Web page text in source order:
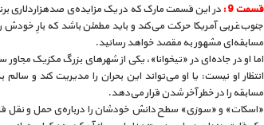
قسمت 9 :
در این قسمت مارک که در یک مزایده‌ی صدهزاردلاری
جنوب‌غربی آمریکا حرکت می‌کند و باید مطمئن باشد که بارِ خودش
مسابقه‌ای مشهور به مقصد خواهد رسانید.
اما او در جاده‌ای در «تیخوانا»، یکی از شهرهای بزرگ مکزیک
انتظار او نیست: یا او می‌تواند این بحران را مدیریت کند و
مسابقه را در خطر آخر شدن قرار می‌دهد.
«اسکات» و «سوزی» سطح دانش خودشان را درباره‌ی حمل و نقل